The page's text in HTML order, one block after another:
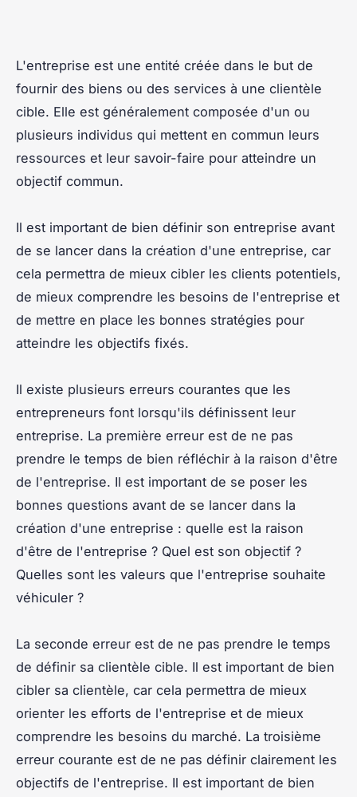
L'entreprise est une entité créée dans le but de
fournir des biens ou des services à une clientèle
cible. Elle est généralement composée d'un ou
plusieurs individus qui mettent en commun leurs
ressources et leur savoir-faire pour atteindre un
objectif commun.
Il est important de bien définir son entreprise avant
de se lancer dans la création d'une entreprise, car
cela permettra de mieux cibler les clients potentiels,
de mieux comprendre les besoins de l'entreprise et
de mettre en place les bonnes stratégies pour
atteindre les objectifs fixés.
Il existe plusieurs erreurs courantes que les
entrepreneurs font lorsqu'ils définissent leur
entreprise. La première erreur est de ne pas
prendre le temps de bien réfléchir à la raison d'être
de l'entreprise. Il est important de se poser les
bonnes questions avant de se lancer dans la
création d'une entreprise : quelle est la raison
d'être de l'entreprise ? Quel est son objectif ?
Quelles sont les valeurs que l'entreprise souhaite
véhiculer ?
La seconde erreur est de ne pas prendre le temps
de définir sa clientèle cible. Il est important de bien
cibler sa clientèle, car cela permettra de mieux
orienter les efforts de l'entreprise et de mieux
comprendre les besoins du marché. La troisième
erreur courante est de ne pas définir clairement les
objectifs de l'entreprise. Il est important de bien